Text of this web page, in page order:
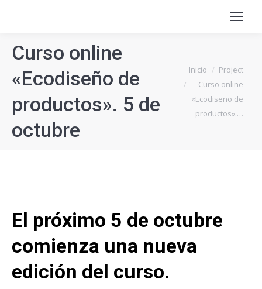
Curso online
«Ecodiseño de
productos». 5 de
octubre
Estás aquí:
Inicio
Project
Curso online
«Ecodiseño de
productos».…
El próximo 5 de octubre
comienza una nueva
edición del curso.